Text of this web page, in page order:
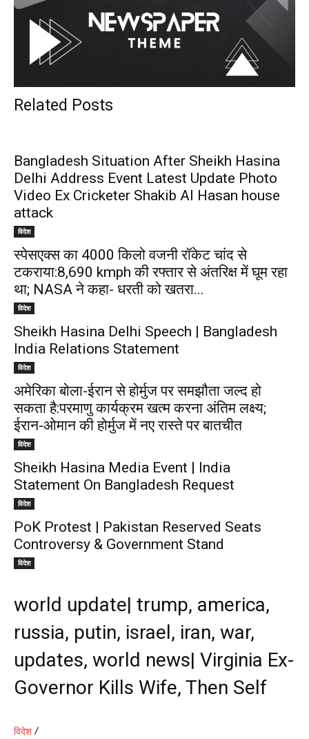
Related Posts
Bangladesh Situation After Sheikh Hasina
Delhi Address Event Latest Update Photo
Video Ex Cricketer Shakib Al Hasan house
attack
विदेश
स्पेसएक्स का 4000 किलो वजनी रॉकेट चांद से
टकराया:8,690 kmph की रफ्तार से अंतरिक्ष में घूम रहा
था; NASA ने कहा- धरती को खतरा...
विदेश
Sheikh Hasina Delhi Speech | Bangladesh
India Relations Statement
विदेश
अमेरिका बोला-ईरान से होर्मुज पर समझौता जल्द हो
सकता है:परमाणु कार्यक्रम खत्म करना अंतिम लक्ष्य;
ईरान-ओमान की होर्मुज में नए रास्ते पर बातचीत
विदेश
Sheikh Hasina Media Event | India
Statement On Bangladesh Request
विदेश
PoK Protest | Pakistan Reserved Seats
Controversy & Government Stand
विदेश
world update| trump, america,
russia, putin, israel, iran, war,
updates, world news| Virginia Ex-
Governor Kills Wife, Then Self
विदेश